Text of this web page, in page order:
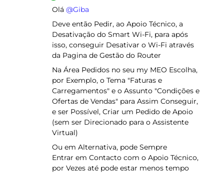
Olá ​ @Giba
Deve então Pedir, ao Apoio Técnico, a
Desativação do Smart Wi-Fi, para após
isso, conseguir Desativar o Wi-Fi através
da Pagina de Gestão do Router
Na Área Pedidos no seu my MEO Escolha,
por Exemplo, o Tema "Faturas e
Carregamentos" e o Assunto "Condições e
Ofertas de Vendas" para Assim Conseguir,
e ser Possível, Criar um Pedido de Apoio
(sem ser Direcionado para o Assistente
Virtual)
Ou em Alternativa, pode Sempre
Entrar em Contacto com o Apoio Técnico,
por Vezes até pode estar menos tempo